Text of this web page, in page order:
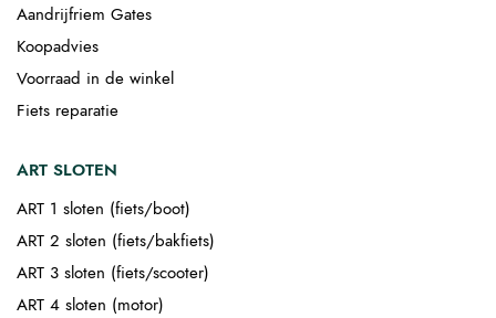
Aandrijfriem Gates
Koopadvies
Voorraad in de winkel
Fiets reparatie
ART SLOTEN
ART 1 sloten (fiets/boot)
ART 2 sloten (fiets/bakfiets)
ART 3 sloten (fiets/scooter)
ART 4 sloten (motor)